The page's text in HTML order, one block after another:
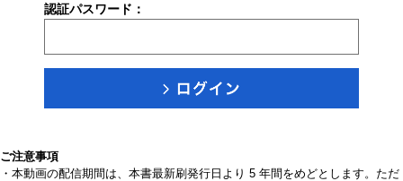
認証パスワード：
ご注意事項
・本動画の配信期間は、本書最新刷発行日より 5 年間をめどとします。ただ